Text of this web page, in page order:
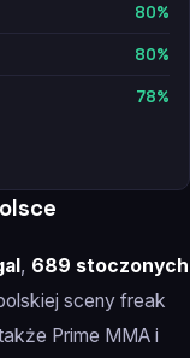
80%
80%
78%
, 689 stoczonych
sceny freak
Prime MMA i